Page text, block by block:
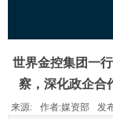
世界金控集团一
察，深化政企合
来源: 作者:媒资部 发